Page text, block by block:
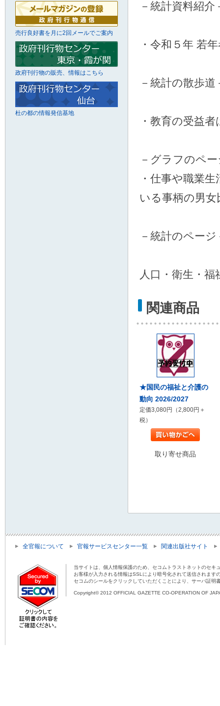
－統計資料紹介
・令和５年 若
－統計の散歩道
・教育の受益
－グラフのペ
・仕事や職業
いる事柄の男女
－統計のページ
人口・衛生・
関連商品
★国民の福祉と介護の
動向 2026/2027
定価3,080円（2,800円＋
税）
取り寄せ商品
売行良好書を月に2回メールでご案内
政府刊行物の販売、情報はこちら
杜の都の情報発信基地
全官報について 官報サービスセンター一覧 関連出版社サイト
当サイトは、個人情報保護のため、セコムトラストネットのセキ
お客様が入力される情報はSSLにより暗号化されて送信されま
セコムのシールをクリックしていただくことにより、サーバ証明
Copyright© 2012 OFFICIAL GAZETTE CO-OPERATION OF